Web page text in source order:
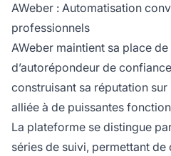
AWeber : Automatisation
professionnels
AWeber maintient sa place
d’autorépondeur de
construisant sa réputation
alliée à de puissantes
La plateforme se distingue
séries de suivi, permettant de